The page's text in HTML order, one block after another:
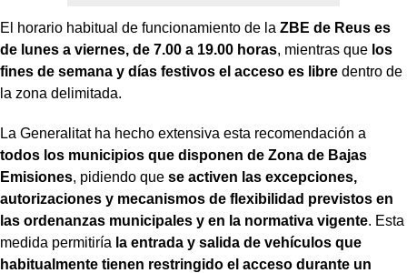
El horario habitual de funcionamiento de la ZBE de Reus es
de lunes a viernes, de 7.00 a 19.00 horas, mientras que los
fines de semana y días festivos el acceso es libre dentro de
la zona delimitada.
La Generalitat ha hecho extensiva esta recomendación a
todos los municipios que disponen de Zona de Bajas
Emisiones, pidiendo que se activen las excepciones,
autorizaciones y mecanismos de flexibilidad previstos en
las ordenanzas municipales y en la normativa vigente. Esta
medida permitiría la entrada y salida de vehículos que
habitualmente tienen restringido el acceso durante un